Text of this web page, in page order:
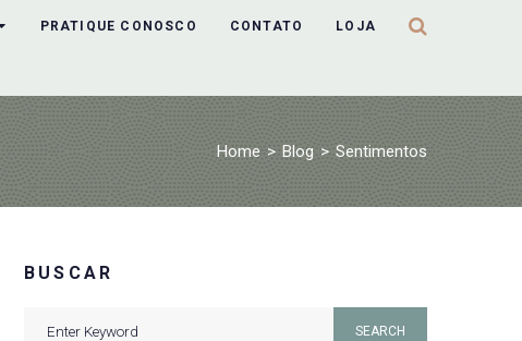
PRATIQUE CONOSCO CONTATO LOJA
Home > Blog > Sentimentos
BUSCAR
SEARCH